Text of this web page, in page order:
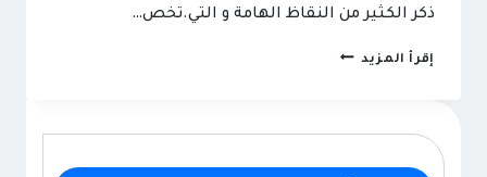
ذكر الكثير من النقاظ الهامة و التي.تخص…
إقرأ المزيدمظلات
ت: